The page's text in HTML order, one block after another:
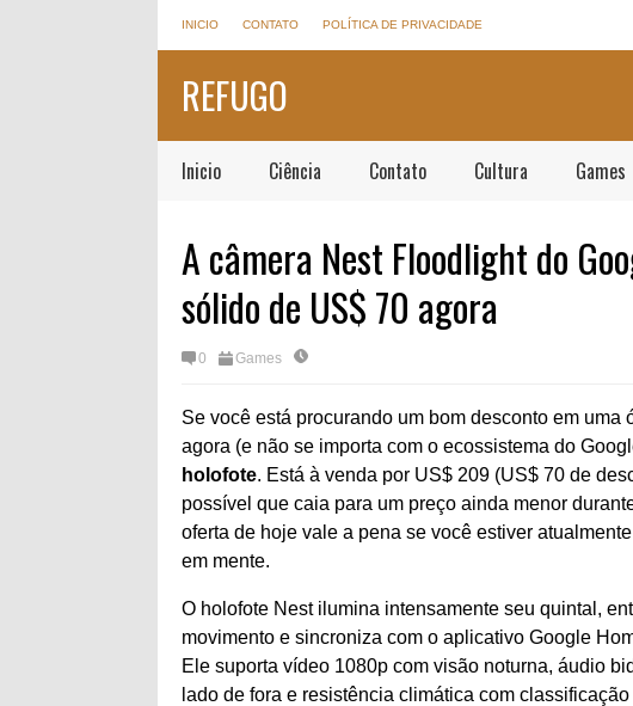
INICIO CONTATO POLÍTICA DE PRIVACIDADE
REFUGO
Inicio Ciência Contato Cultura Games
A câmera Nest Floodlight do
sólido de US$ 70 agora
0 Games
Se você está procurando um bom desconto em
agora (e não se importa com o ecossistema do
holofote. Está à venda por US$ 209 (US$ 70 de
possível que caia para um preço ainda menor
oferta de hoje vale a pena se você estiver
em mente.
O holofote Nest ilumina intensamente seu quintal,
movimento e sincroniza com o aplicativo Google
Ele suporta vídeo 1080p com visão noturna, áudio
lado de fora e resistência climática com